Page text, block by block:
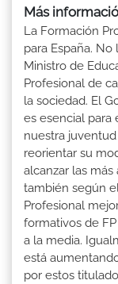
Más
La Formación
para España.
Ministro de
Profesional de
la sociedad. El
es esencial para
nuestra
reorientar su
alcanzar las más
también según
Profesional
formativos de
a la media.
está
por estos